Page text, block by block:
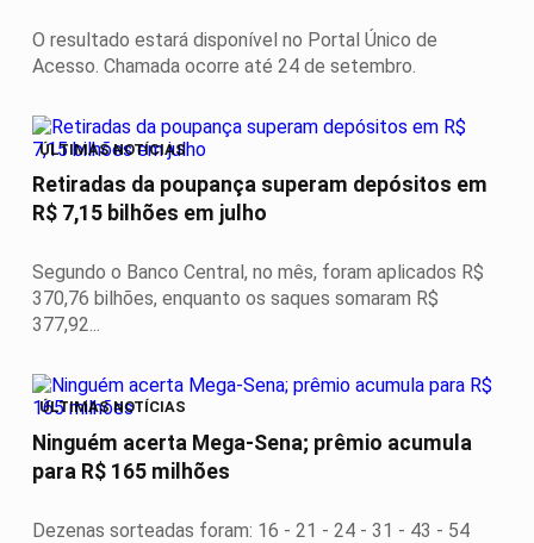
O resultado estará disponível no Portal Único de
Acesso. Chamada ocorre até 24 de setembro.
ÚLTIMAS NOTÍCIAS
Retiradas da poupança superam depósitos em
R$ 7,15 bilhões em julho
Segundo o Banco Central, no mês, foram aplicados R$
370,76 bilhões, enquanto os saques somaram R$
377,92...
ÚLTIMAS NOTÍCIAS
Ninguém acerta Mega-Sena; prêmio acumula
para R$ 165 milhões
Dezenas sorteadas foram: 16 - 21 - 24 - 31 - 43 - 54